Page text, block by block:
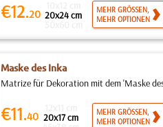
€12.20 20x24 cm
MEHR GRÖSSEN,
MEHR OPTIONEN
Maske des Inka
Matrize für Dekoration mit dem 'Maske
€11.40 20x17 cm
MEHR GRÖSSEN,
MEHR OPTIONEN